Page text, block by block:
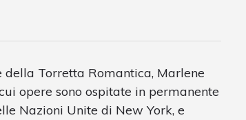
Torretta Romantica, Marlene
opere sono ospitate in permanente
Nazioni Unite di New York, e